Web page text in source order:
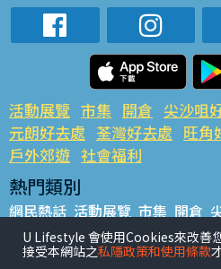
活動展覽 市集 開倉 尖沙咀
元朗好去處 荃灣好去處 旺角
戶外郊遊 社會福利
熱門類別
網民熱話 活動展覽 市集 開倉
銅鑼灣好去處 元朗好去處 荃灣
餐廳情報 戶外郊遊
U Lifestyle 會使用Cookies來改善
接受本網站之私隱政策和使用條款